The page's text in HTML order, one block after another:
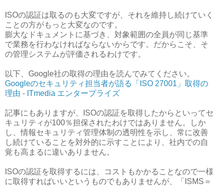
ISOの認証は取るのも大変ですが、それを維持し続けていく
ことの方がもっと大変なのです。
膨大なドキュメントに基づき、対象範囲の全員が同じ基準
で業務を行わなければならないからです。だからこそ、そ
の管理システムが評価されるわけです。
以下、Google社の取得の理由を読んでみてください。
Googleのセキュリティ担当者が語る「ISO 27001」取得の
理由 - ITmedia エンタープライズ
記事にもありますが、ISOの認証を取得したからといってセ
キュリティが100％担保されたわけではありません。しか
し、情報セキュリティ管理体制の透明性を示し、常に改善
し続けていることを対外的に示すことにより、社内での自
覚も高まるに違いありません。
ISOの認証を取得するには、コストもかかることなので一様
に取得すればいいというものでもありませんが、「ISMS＝